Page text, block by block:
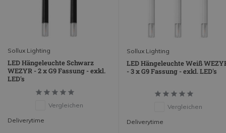
Sollux Lighting
LED Hängeleuchte Schwarz
WEZYR - 2 x G9 Fassung - exkl.
LED's
Vergleichen
Deliverytime
Sollux Lighting
LED Hängeleuchte Weiß
- 3 x G9 Fassung - exkl. LED's
Vergleichen
Deliverytime